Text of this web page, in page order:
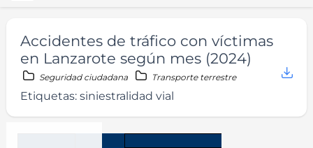
Accidentes de tráfico con víctimas
en Lanzarote según mes (2024)
Seguridad ciudadana Transporte terrestre
Etiquetas: siniestralidad vial